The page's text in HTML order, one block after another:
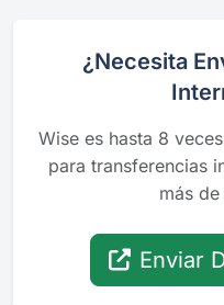
¿Necesita
Wise es hasta 8
para transferencias
más
Enviar